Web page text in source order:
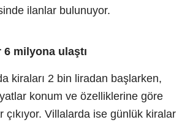
ilanlar bulunuyor.
milyona ulaştı
kiraları 2 bin liradan başlarken,
konum ve özelliklerine göre
çıkıyor. Villalarda ise günlük kiralar